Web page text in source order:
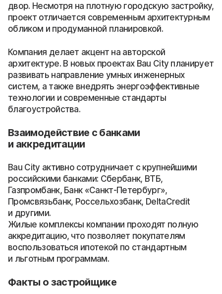
двор. Несмотря на плотную городскую застройку,
проект отличается современным архитектурным
обликом и продуманной планировкой.
Компания делает акцент на авторской
архитектуре. В новых проектах Bau City планирует
развивать направление умных инженерных
систем, а также внедрять энергоэффективные
технологии и современные стандарты
благоустройства.
Взаимодействие с банками
и аккредитации
Bau City активно сотрудничает с крупнейшими
российскими банками: Сбербанк, ВТБ,
Газпромбанк, Банк «Санкт-Петербург»,
Промсвязьбанк, Россельхозбанк, DeltaCredit
и другими.
Жилые комплексы компании проходят полную
аккредитацию, что позволяет покупателям
воспользоваться ипотекой по стандартным
и льготным программам.
Факты о застройщике